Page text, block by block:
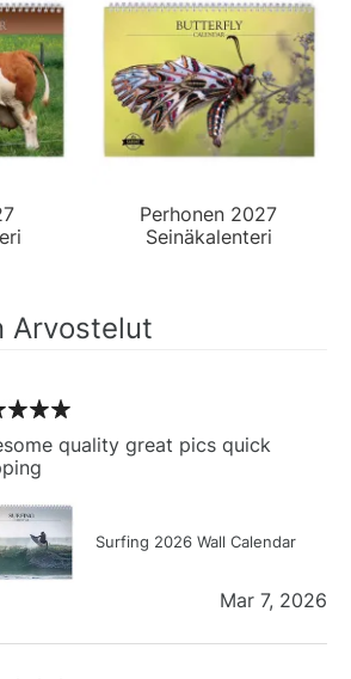
Perhonen 2027
Seinäkalenteri
Arvostelut
quality great pics quick
Surfing 2026 Wall Calendar
Mar 7, 2026